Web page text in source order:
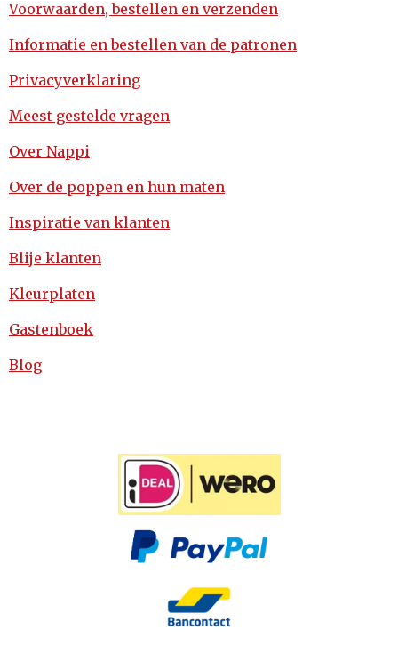
Voorwaarden, bestellen en verzenden
Informatie en bestellen van de patronen
Privacyverklaring
Meest gestelde vragen
Over Nappi
Over de poppen en hun maten
Inspiratie van klanten
Blije klanten
Kleurplaten
Gastenboek
Blog